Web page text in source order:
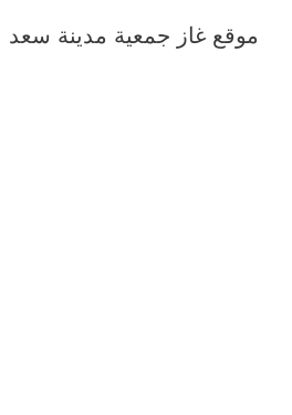
موقع غاز جمعية مدينة سعد